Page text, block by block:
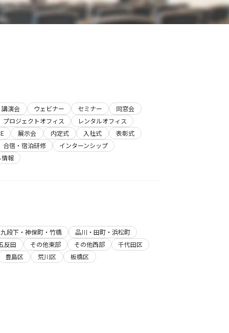
講演会 ウェビナー セミナー
同窓会
プロジェクトオフィス
レンタルオフィス
展示会 内定式 入社式
表彰式
合宿・宿泊研修
インターンシップ
情報
段下・神保町・竹橋
品川・田町・浜松町
反田
その他東部 その他西部
千代田区
豊島区
荒川区 板橋区